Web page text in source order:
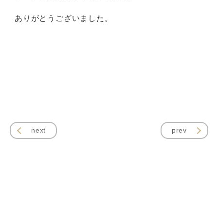
ありがとうございました。
next prev